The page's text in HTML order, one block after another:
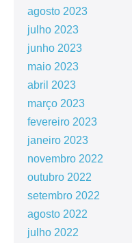
agosto 2023
julho 2023
junho 2023
maio 2023
abril 2023
março 2023
fevereiro 2023
janeiro 2023
novembro 2022
outubro 2022
setembro 2022
agosto 2022
julho 2022